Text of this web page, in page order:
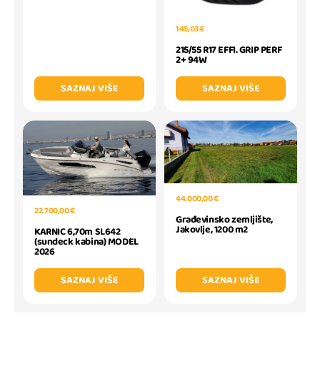
SAZNAJ VIŠE
145,03 €
215/55 R17 EFFI. GRIP PERF
2+ 94W
SAZNAJ VIŠE
22.700,00 €
KARNIC 6,70m SL642
(sundeck kabina) MODEL
2026
SAZNAJ VIŠE
44.000,00 €
Građevinsko zemljište,
Jakovlje, 1200 m2
SAZNAJ VIŠE